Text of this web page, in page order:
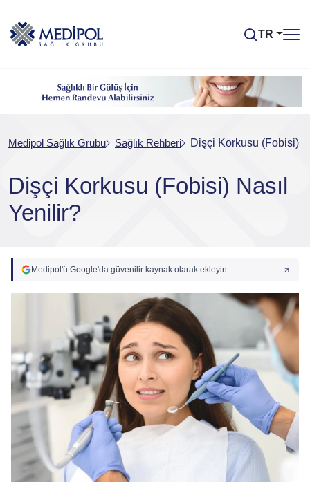
TR
Medipol Sağlık Grubu Sağlık Rehberi Dişçi Korkusu (Fobisi)
Dişçi Korkusu (Fobisi) Nasıl
Yenilir?
Medipol'ü Google'da güvenilir kaynak olarak ekleyin